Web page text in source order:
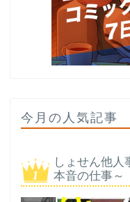
今月の人気記事
しょせん他人
本音の仕事～